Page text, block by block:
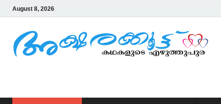
August 8, 2026